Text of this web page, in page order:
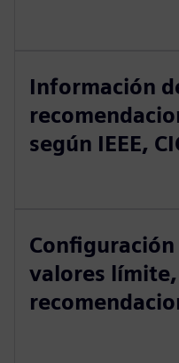
Información
según IEEE,
valores límite,